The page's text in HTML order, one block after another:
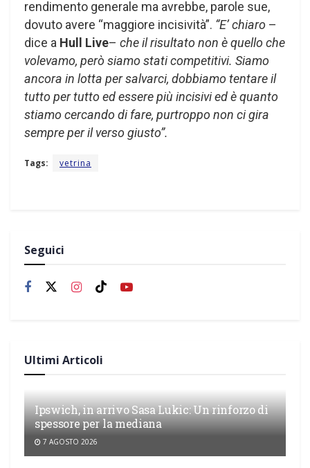
rendimento generale ma avrebbe, parole sue,
dovuto avere “maggiore incisività”. “E’ chiaro –
dice a Hull Live– che il risultato non è quello che
volevamo, però siamo stati competitivi. Siamo
ancora in lotta per salvarci, dobbiamo tentare il
tutto per tutto ed essere più incisivi ed è quanto
stiamo cercando di fare, purtroppo non ci gira
sempre per il verso giusto”.
Tags: vetrina
Seguici
Ultimi Articoli
Ipswich, in arrivo Sasa Lukic: Un rinforzo di
spessore per la mediana
7 AGOSTO 2026